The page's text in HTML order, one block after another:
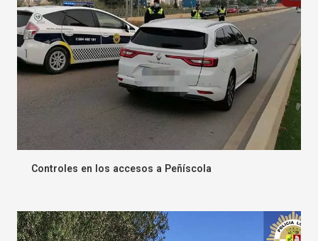
Controles en los accesos a Peñíscola